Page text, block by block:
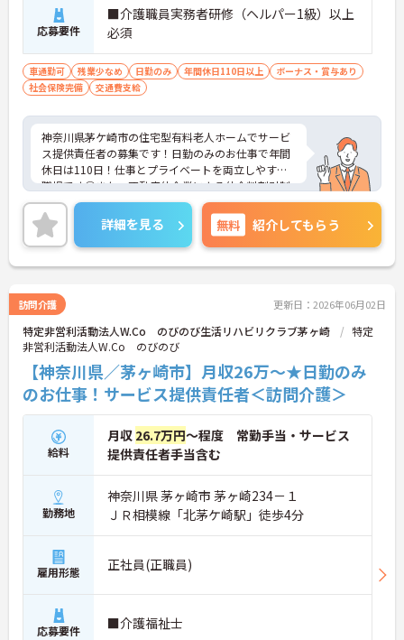
応募要件
■介護職員実務者研修（ヘルパー1級）以上
必須
車通勤可 残業少なめ 日勤のみ 年間休日110日以上
ボーナス・賞与あり
社会保険完備
交通費支給
神奈川県茅ケ崎市の住宅型有料老人ホームでサービ
ス提供責任者の募集です！日勤のみのお仕事で年間
休日は110日！仕事とプライベートを両立しやすい
職場です◎また、不動産仲介業による仲介料割引制
度などがあるのも嬉しいポイント♪ご興味のある方
は面接ポイントをお伝えしますので、お気軽にご連
絡ください！
詳細を見る 無料 紹介してもらう
訪問介護 更新日：2026年06月02日
特定非営利活動法人W.Co のびのび生活リハビリクラブ茅ヶ崎
特定
非営利活動法人W.Co のびのび
【神奈川県／茅ヶ崎市】月収26万～★日勤のみ
のお仕事！サービス提供責任者＜訪問介護＞
給料
月収 26.7万円～程度 常勤手当・サービス
提供責任者手当含む
勤務地
神奈川県 茅ヶ崎市 茅ヶ崎234－１
ＪＲ相模線「北茅ケ崎駅」徒歩4分
雇用形態 正社員(正職員)
応募要件 ■介護福祉士